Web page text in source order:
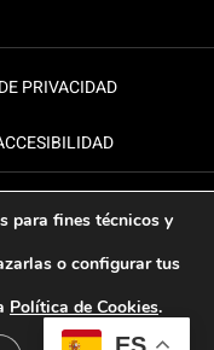
PRIVACIDAD
para fines técnicos y
o configurar tus
Política de Cookies.